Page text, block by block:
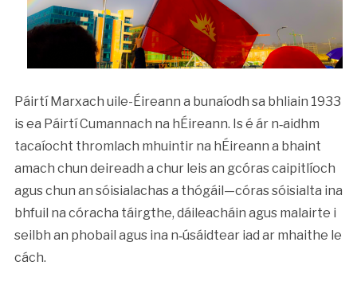
Páirtí Marxach uile-Éireann a bunaíodh sa bhliain 1933
is ea Páirtí Cumannach na hÉireann. Is é ár n‑aidhm
tacaíocht thromlach mhuintir na hÉireann a bhaint
amach chun deireadh a chur leis an gcóras caipitlíoch
agus chun an sóisialachas a thógáil—córas sóisialta ina
bhfuil na córacha táirgthe, dáileacháin agus malairte i
seilbh an phobail agus ina n‑úsáidtear iad ar mhaithe le
cách.